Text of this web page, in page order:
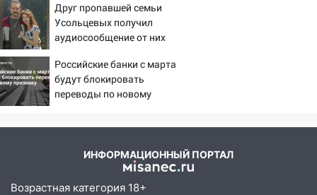
11:16
В Ульяновске открыли памятную
доску декабристу Кондратию Рылееву
10:40
нашли потерявшегося в заброшенных
садах 79-летнего мужчину
10:26
временно отключили холодную воду
В Ульяновске двоих участников
коррупционной схемы при ЦГКБ
отправили в колонию на 7 и 8 лет
Друг пропавшей семьи
Усольцевых получил
аудиосообщение от них
Российские банки с марта
будут блокировать
переводы по новому
ИНФОРМАЦИОННЫЙ ПОРТАЛ
Возрастная категория 18+